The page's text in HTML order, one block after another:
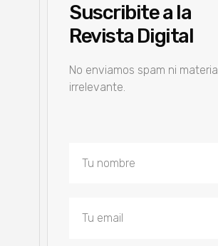
Suscribite a la
Revista Digital
No enviamos spam ni material
irrelevante.